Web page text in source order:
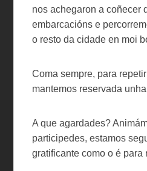
nos achegaron a coñecer
embarcacións e
o resto da cidade en moi
Coma sempre, para
mantemos reservada
A que agardades?
participedes, estamos
gratificante como o é para